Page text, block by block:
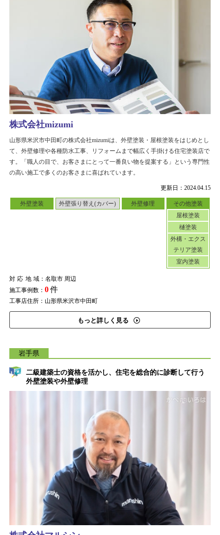
更新日：2024.04.15
外壁塗装 外壁張り替え(カバー) 外壁修理
その他塗装
屋根塗装
樋塗装
外構・エクス
テリア塗装
室内塗装
対応地域：名取市 周辺
施工事例数： 0件
工事店住所：山形県米沢市中田町
もっと詳しく見る
株式会社mizumi
山形県米沢市中田町の株式会社mizumiは、外壁塗装・屋根塗装をはじめとし
て、外壁修理や各種防水工事、リフォームまで幅広く手掛ける住宅塗装店で
す。「職人の目で、お客さまにとって一番良い物を提案する」という専門性
の高い施工で多くのお客さまに喜ばれています。
岩手県
二級建築士の資格を活かし、住宅を総合的に診断して行う
外壁塗装や外壁修理